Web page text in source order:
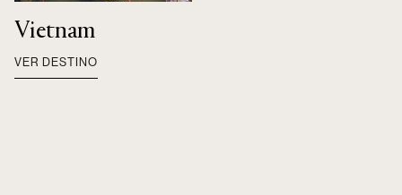
Vietnam
VER DESTINO